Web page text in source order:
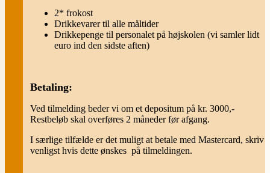
2* frokost
Drikkevarer til alle måltider
Drikkepenge til personalet på højskolen (vi samler lidt
euro ind den sidste aften)
Betaling:
Ved tilmelding beder vi om et depositum på kr. 3000,-
Restbeløb skal overføres 2 måneder før afgang.
I særlige tilfælde er det muligt at betale med Mastercard, skriv
venligst hvis dette ønskes på tilmeldingen.